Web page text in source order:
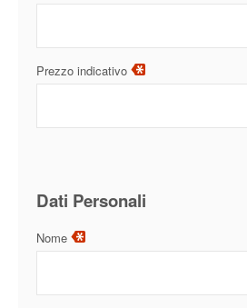
Prezzo indicativo
Dati Personali
Nome